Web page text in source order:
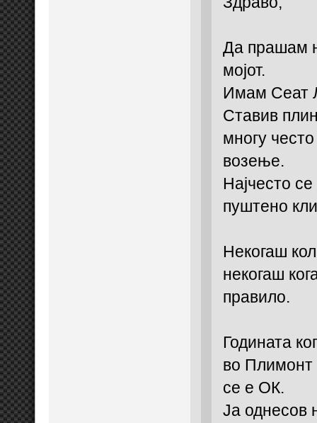
Да прашам
мојот.
Имам Сеат
Ставив
многу
возење.
Најчесто
пуштено
Некогаш
некогаш
правило.
Годината
во Плимонт
се е ОК.
Ја однесов